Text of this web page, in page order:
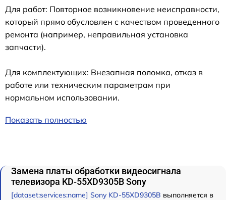
Для работ: Повторное возникновение неисправности,
который прямо обусловлен с качеством проведенного
ремонта (например, неправильная установка
запчасти).
Для комплектующих: Внезапная поломка, отказ в
работе или техническим параметрам при
нормальном использовании.
Показать полностью
Замена платы обработки видеосигнала
телевизора KD-55XD9305B Sony
[dataset:services:name] Sony KD-55XD9305B выполняется в